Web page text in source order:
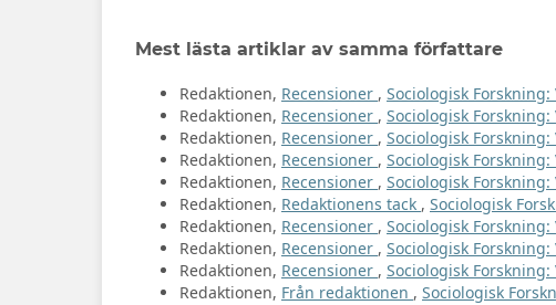
Mest lästa artiklar av samma författare
Redaktionen, Recensioner , Sociologisk Forskning:
Redaktionen, Recensioner , Sociologisk Forskning:
Redaktionen, Recensioner , Sociologisk Forskning:
Redaktionen, Recensioner , Sociologisk Forskning:
Redaktionen, Recensioner , Sociologisk
Redaktionen, Redaktionens tack , Sociologisk
Redaktionen, Recensioner , Sociologisk Forskning:
Redaktionen, Recensioner , Sociologisk Forskning:
Redaktionen, Recensioner , Sociologisk Forskning:
Redaktionen, Från redaktionen , Sociologisk